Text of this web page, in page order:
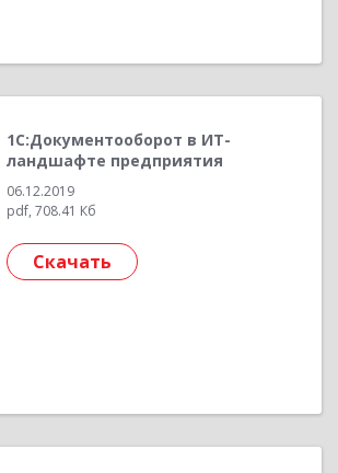
1С:Документооборот в ИТ-
ландшафте предприятия
06.12.2019
pdf, 708.41 Кб
Скачать